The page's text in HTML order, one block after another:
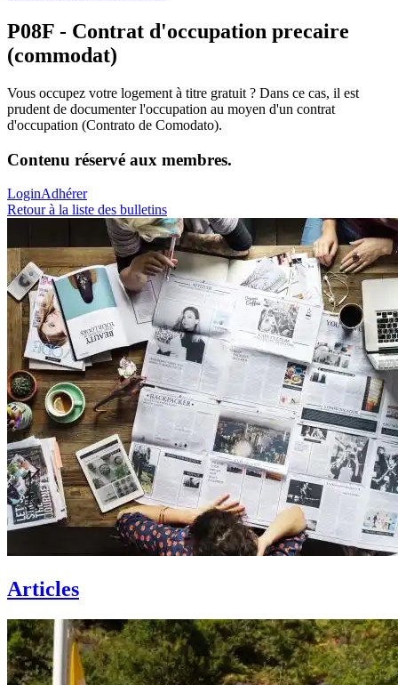
P08F - Contrat d'occupation precaire
(commodat)
Vous occupez votre logement à titre gratuit ? Dans ce cas, il est
prudent de documenter l'occupation au moyen d'un contrat
d'occupation (Contrato de Comodato).
Contenu réservé aux membres.
LoginAdhérer
Retour à la liste des bulletins
Articles